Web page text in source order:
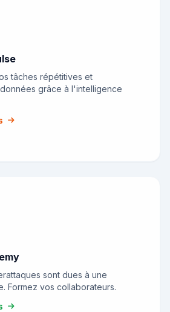
tâches répétitives et
grâce à l'intelligence
sont dues à une
Formez vos collaborateurs.